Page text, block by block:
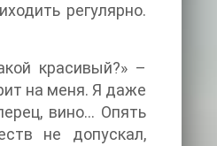
регулярно.
красивый?» –
на меня. Я даже
вино… Опять
не допускал,